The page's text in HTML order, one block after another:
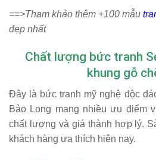
==>Tham khảo thêm +100 mẫu
đẹp nhất
Chất lượng bức tranh
khung gỗ
Đây là bức tranh mỹ nghệ độc
Bảo Long mang nhiều ưu điểm
chất lượng và giá thành hợp lý.
khách hàng ưa thích hiện nay.